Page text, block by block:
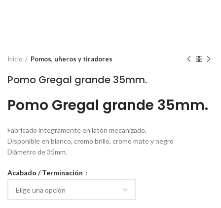
Inicio Pomos, uñeros y tiradores
Pomo Gregal grande 35mm.
Pomo Gregal grande 35mm.
Fabricado integramente en latón mecanizado.
Disponible en blanco, cromo brillo, cromo mate y negro
Diámetro de 35mm.
Acabado / Terminación